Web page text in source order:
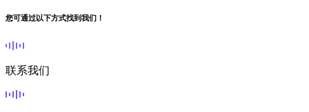
您可通过以下方式找到我们！
联系我们